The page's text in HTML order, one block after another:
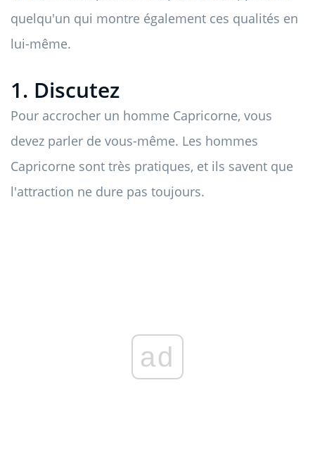
quelqu'un qui montre également ces qualités en
lui-même.
1. Discutez
Pour accrocher un homme Capricorne, vous
devez parler de vous-même. Les hommes
Capricorne sont très pratiques, et ils savent que
l'attraction ne dure pas toujours.
ad